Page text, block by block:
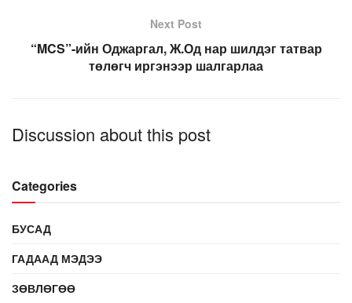
Next Post
“MCS”-ийн Оджаргал, Ж.Од нар шилдэг татвар
төлөгч иргэнээр шалгарлаа
Discussion about this post
Categories
БУСАД
ГАДААД МЭДЭЭ
ЗӨВЛӨГӨӨ